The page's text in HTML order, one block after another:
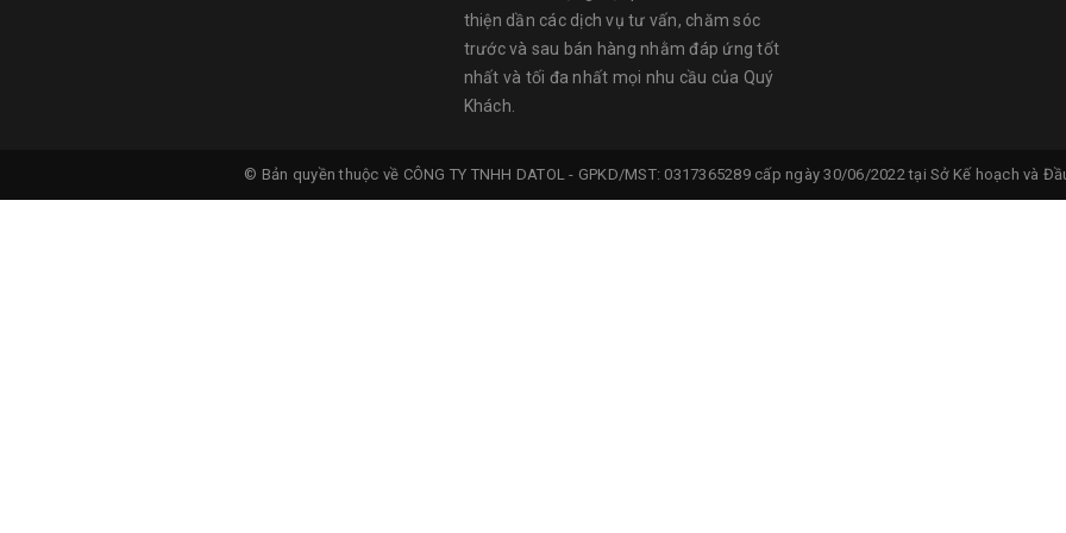
thiện dần các dịch vụ tư vấn, chăm sóc
trước và sau bán hàng nhằm đáp ứng tốt
nhất và tối đa nhất mọi nhu cầu của Quý
Khách.
© Bản quyền thuộc về CÔNG TY TNHH DATOL - GPKD/MST: 0317365289 cấp ngày 30/06/2022 tại Sở Kế hoạch và